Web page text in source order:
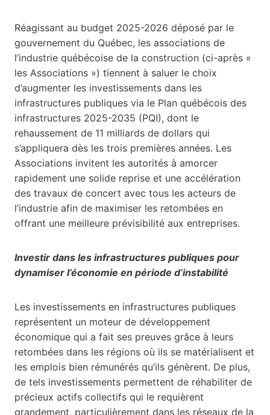
Réagissant au budget 2025-2026 déposé par le
gouvernement du Québec, les associations de
l’industrie québécoise de la construction (ci-après «
les Associations ») tiennent à saluer le choix
d’augmenter les investissements dans les
infrastructures publiques via le Plan québécois des
infrastructures 2025-2035 (PQI), dont le
rehaussement de 11 milliards de dollars qui
s’appliquera dès les trois premières années. Les
Associations invitent les autorités à amorcer
rapidement une solide reprise et une accélération
des travaux de concert avec tous les acteurs de
l’industrie afin de maximiser les retombées en
offrant une meilleure prévisibilité aux entreprises.
Investir dans les infrastructures publiques pour
dynamiser l’économie en période d’instabilité
Les investissements en infrastructures publiques
représentent un moteur de développement
économique qui a fait ses preuves grâce à leurs
retombées dans les régions où ils se matérialisent et
les emplois bien rémunérés qu’ils génèrent. De plus,
de tels investissements permettent de réhabiliter de
précieux actifs collectifs qui le requièrent
grandement, particulièrement dans les réseaux de la